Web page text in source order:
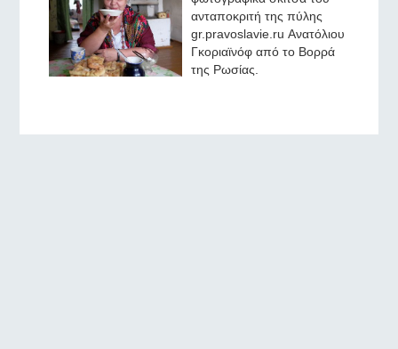
ανταποκριτή της πύλης
gr.pravoslavie.ru Ανατόλιου
Γκοριαϊνόφ από το Βορρά
της Ρωσίας.